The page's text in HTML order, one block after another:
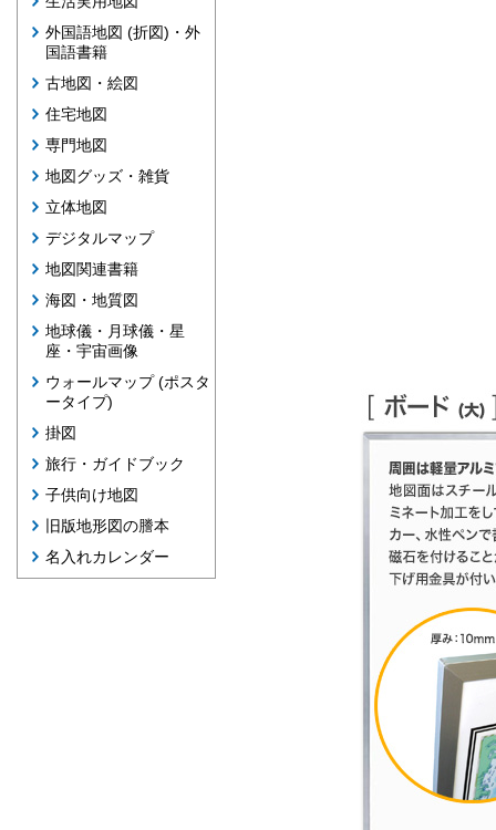
外国語地図 (折図)・外
国語書籍
古地図・絵図
住宅地図
専門地図
地図グッズ・雑貨
立体地図
デジタルマップ
地図関連書籍
海図・地質図
地球儀・月球儀・星
座・宇宙画像
ウォールマップ (ポスタ
ータイプ)
掛図
旅行・ガイドブック
子供向け地図
旧版地形図の謄本
名入れカレンダー